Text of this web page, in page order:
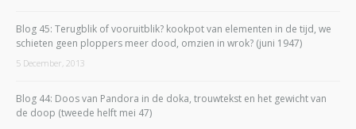
Blog 45: Terugblik of vooruitblik? kookpot van elementen in de tijd, we
schieten geen ploppers meer dood, omzien in wrok? (juni 1947)
5 December, 2013
Blog 44: Doos van Pandora in de doka, trouwtekst en het gewicht van
de doop (tweede helft mei 47)